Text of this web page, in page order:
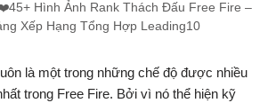
Hình Ảnh Rank Thách Đấu Free Fire –
Xếp Hạng Tổng Hợp Leading10
là một trong những chế độ được nhiều
trong Free Fire. Bởi vì nó thể hiện kỹ